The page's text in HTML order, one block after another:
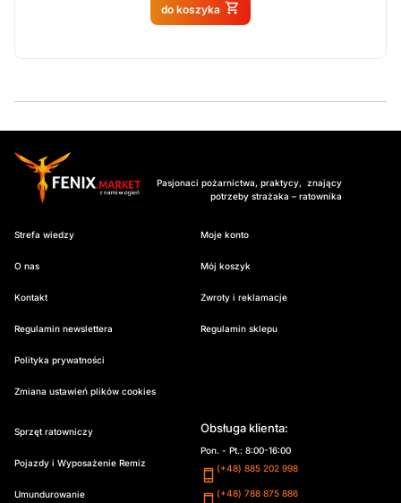
do koszyka
Produkt dostępny na
Pasjonaci pożarnictwa, praktycy, znający
potrzeby strażaka – ratownika
Strefa wiedzy
O nas
Kontakt
Regulamin newslettera
Polityka prywatności
Zmiana ustawień plików cookies
Moje konto
Mój koszyk
Zwroty i reklamacje
Regulamin sklepu
Sprzęt ratowniczy
Pojazdy i Wyposażenie Remiz
Umundurowanie
Obsługa klienta:
Pon. - Pt.: 8:00-16:00
(+48) 885 202 998
(+48) 788 875 886